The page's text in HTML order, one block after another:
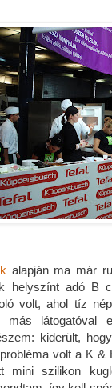
alapján ma már
helyszínt adó B
volt, ahol tíz
más látogatóval
kiderült,
volt a K &
mini szilikon